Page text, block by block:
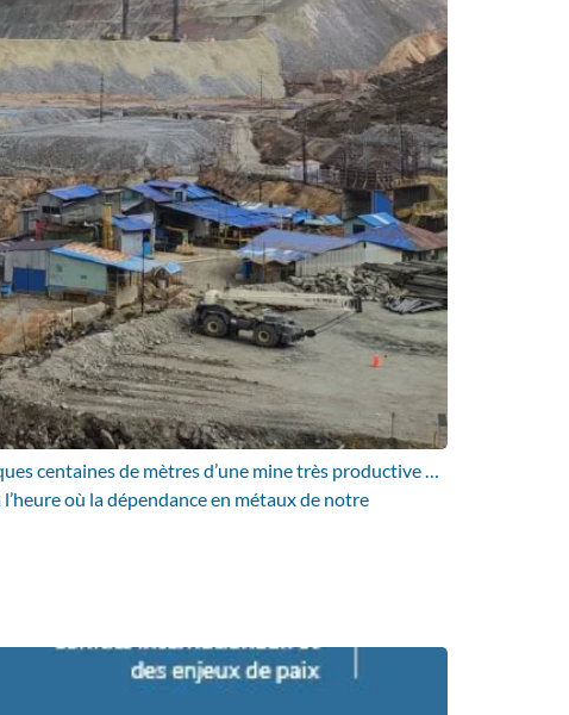
centaines de mètres d’une mine très productive …
où la dépendance en métaux de notre